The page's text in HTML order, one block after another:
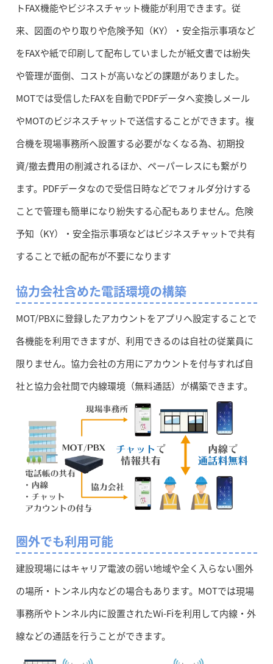
トFAX機能やビジネスチャット機能が利用できます。従
来、図面のやり取りや危険予知（KY）・安全指示事項など
をFAXや紙で印刷して配布していましたが紙文書では紛失
や管理が面倒、コストが高いなどの課題がありました。
MOTでは受信したFAXを自動でPDFデータへ変換しメール
やMOTのビジネスチャットで送信することができます。複
合機を現場事務所へ設置する必要がなくなる為、初期投
資/撤去費用の削減されるほか、ペーパーレスにも繋がり
ます。PDFデータなので受信日時などでフォルダ分けする
ことで管理も簡単になり紛失する心配もありません。危険
予知（KY）・安全指示事項などはビジネスチャットで共有
することで紙の配布が不要になります
協力会社含めた電話環境の構築
MOT/PBXに登録したアカウントをアプリへ設定することで
各機能を利用できますが、利用できるのは自社の従業員に
限りません。協力会社の方用にアカウントを付与すれば自
社と協力会社間で内線環境（無料通話）が構築できます。
圏外でも利用可能
建設現場にはキャリア電波の弱い地域や全く入らない圏外
の場所・トンネル内などの場合もあります。MOTでは現場
事務所やトンネル内に設置されたWi-Fiを利用して内線・外
線などの通話を行うことができます。